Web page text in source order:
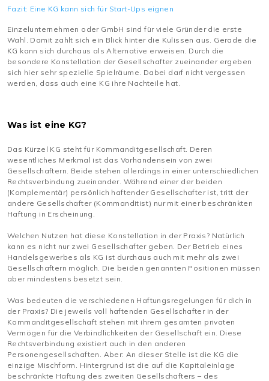
Fazit: Eine KG kann sich für Start-Ups eignen
Einzelunternehmen oder GmbH sind für viele Gründer die erste
Wahl. Damit zahlt sich ein Blick hinter die Kulissen aus. Gerade die
KG kann sich durchaus als Alternative erweisen. Durch die
besondere Konstellation der Gesellschafter zueinander ergeben
sich hier sehr spezielle Spielräume. Dabei darf nicht vergessen
werden, dass auch eine KG ihre Nachteile hat.
Was ist eine KG?
Das Kürzel KG steht für Kommanditgesellschaft. Deren
wesentliches Merkmal ist das Vorhandensein von zwei
Gesellschaftern. Beide stehen allerdings in einer unterschiedlichen
Rechtsverbindung zueinander. Während einer der beiden
(Komplementär) persönlich haftender Gesellschafter ist, tritt der
andere Gesellschafter (Kommanditist) nur mit einer beschränkten
Haftung in Erscheinung.
Welchen Nutzen hat diese Konstellation in der Praxis? Natürlich
kann es nicht nur zwei Gesellschafter geben. Der Betrieb eines
Handelsgewerbes als KG ist durchaus auch mit mehr als zwei
Gesellschaftern möglich. Die beiden genannten Positionen müssen
aber mindestens besetzt sein.
Was bedeuten die verschiedenen Haftungsregelungen für dich in
der Praxis? Die jeweils voll haftenden Gesellschafter in der
Kommanditgesellschaft stehen mit ihrem gesamten privaten
Vermögen für die Verbindlichkeiten der Gesellschaft ein. Diese
Rechtsverbindung existiert auch in den anderen
Personengesellschaften. Aber: An dieser Stelle ist die KG die
einzige Mischform. Hintergrund ist die auf die Kapitaleinlage
beschränkte Haftung des zweiten Gesellschafters – des